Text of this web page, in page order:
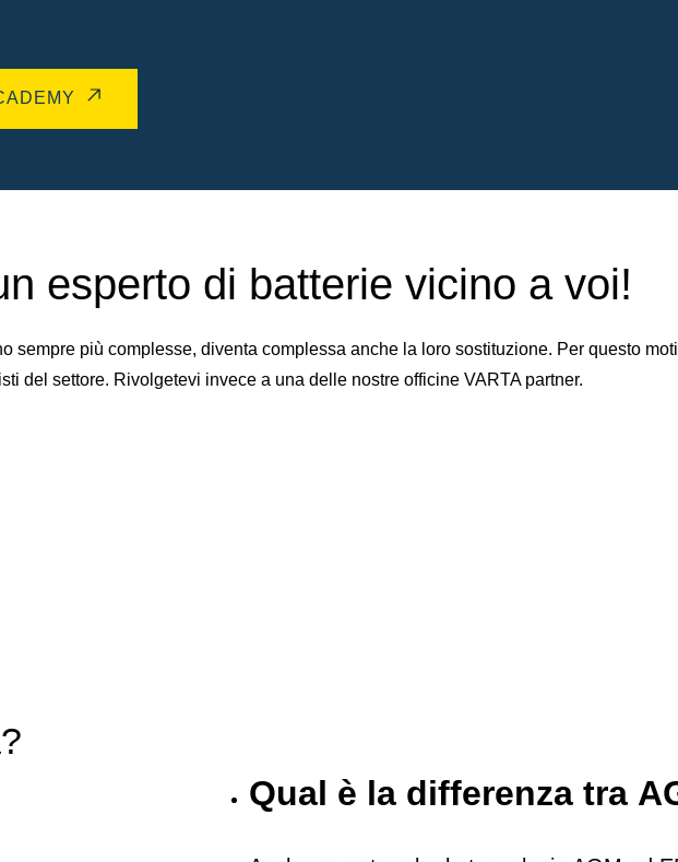
esperto di batterie vicino a voi!
sempre più complesse, diventa complessa anche la loro sostituzione. Per questo
del settore. Rivolgetevi invece a una delle nostre officine VARTA partner.
Qual è la differenza tra